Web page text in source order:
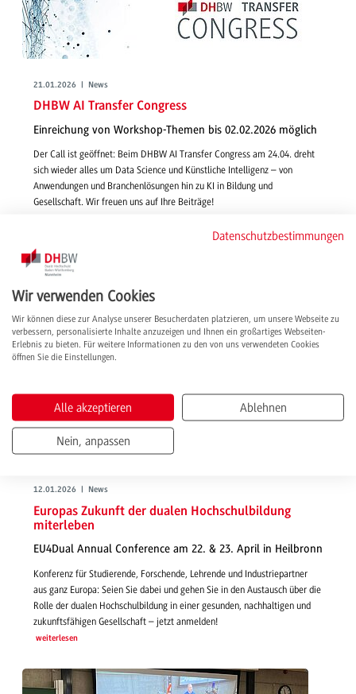
21.01.2026 | News
DHBW AI Transfer Congress
Einreichung von Workshop-Themen bis 02.02.2026 möglich
Der Call ist geöffnet: Beim DHBW AI Transfer Congress am 24.04. dreht
sich wieder alles um Data Science und Künstliche Intelligenz – von
Anwendungen und Branchenlösungen hin zu KI in Bildung und
Gesellschaft. Wir freuen uns auf Ihre Beiträge!
12.01.2026 | News
Europas Zukunft der dualen Hochschulbildung
miterleben
EU4Dual Annual Conference am 22. & 23. April in Heilbronn
Konferenz für Studierende, Forschende, Lehrende und Industriepartner
aus ganz Europa: Seien Sie dabei und gehen Sie in den Austausch über die
Rolle der dualen Hochschulbildung in einer gesunden, nachhaltigen und
zukunftsfähigen Gesellschaft – jetzt anmelden!
weiterlesen
Datenschutzbestimmungen
Wir verwenden Cookies
Wir können diese zur Analyse unserer Besucherdaten platzieren, um unsere Webseite zu
verbessern, personalisierte Inhalte anzuzeigen und Ihnen ein großartiges Webseiten-
Erlebnis zu bieten. Für weitere Informationen zu den von uns verwendeten Cookies
öffnen Sie die Einstellungen.
Alle akzeptieren Ablehnen
Nein, anpassen